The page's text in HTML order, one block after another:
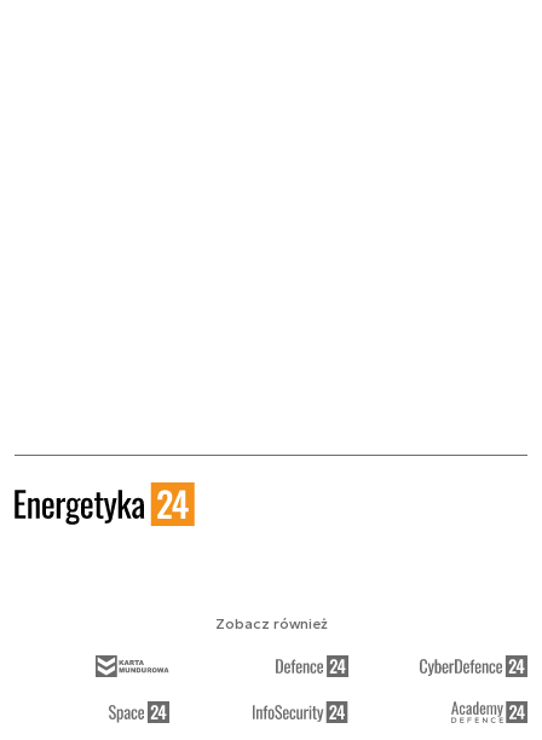
Zobacz również